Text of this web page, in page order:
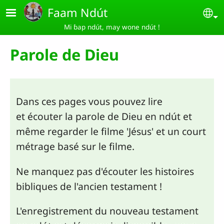
Aller au contenu principal
Faam Ndút
Mi ɓap ndút, may wone ndút !
Parole de Dieu
Dans ces pages vous pouvez lire
et écouter la parole de Dieu en ndút et
même regarder le filme 'Jésus' et un court
métrage basé sur le filme.
Ne manquez pas d'écouter les histoires
bibliques de l'ancien testament !
L'enregistrement du nouveau testament